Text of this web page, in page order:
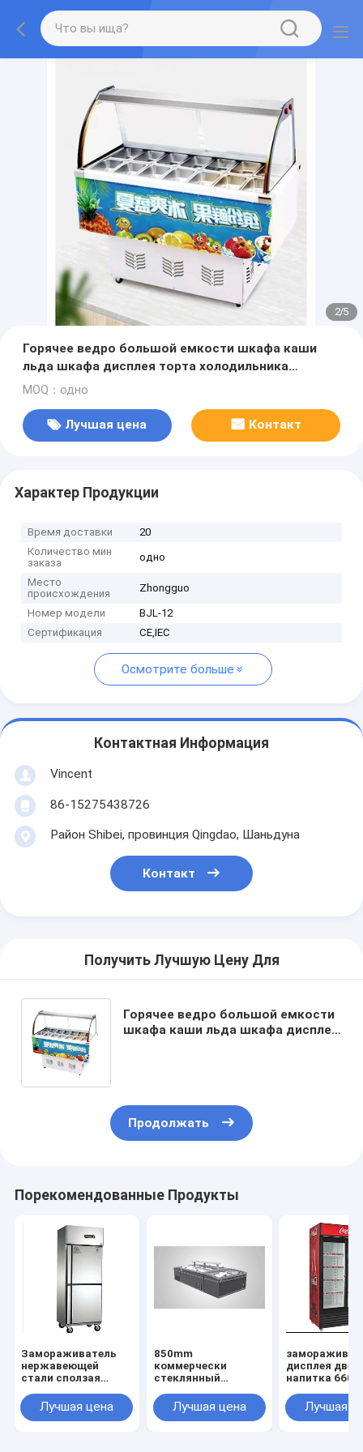
2/5
Горячее ведро большой емкости шкафа каши
льда шкафа дисплея торта холодильника
дисплея шкафа окуная соуса мороженого multi
MOQ：одно
Лучшая цена Контакт
Характер Продукции
Время доставки
20
Количество мин
заказа
одно
Место
происхождения
Zhongguo
Номер модели
BJL-12
Сертификация
CE,IEC
Осмотрите больше
Контактная Информация
Vincent
86-15275438726
Район Shibei, провинция Qingdao, Шаньдуна
Контакт
Получить Лучшую Цену Для
Горячее ведро большой емкости
шкафа каши льда шкафа дисплея
Продолжать
Порекомендованные Продукты
Замораживатель
нержавеющей
стали сползая
замораживатель
нержавеющей
Лучшая цена
850mm
коммерчески
стеклянный
замораживатель
IEC сразу охлаждая
Лучшая цена
дисплея
напитка 660l
дисплея
Лучшая